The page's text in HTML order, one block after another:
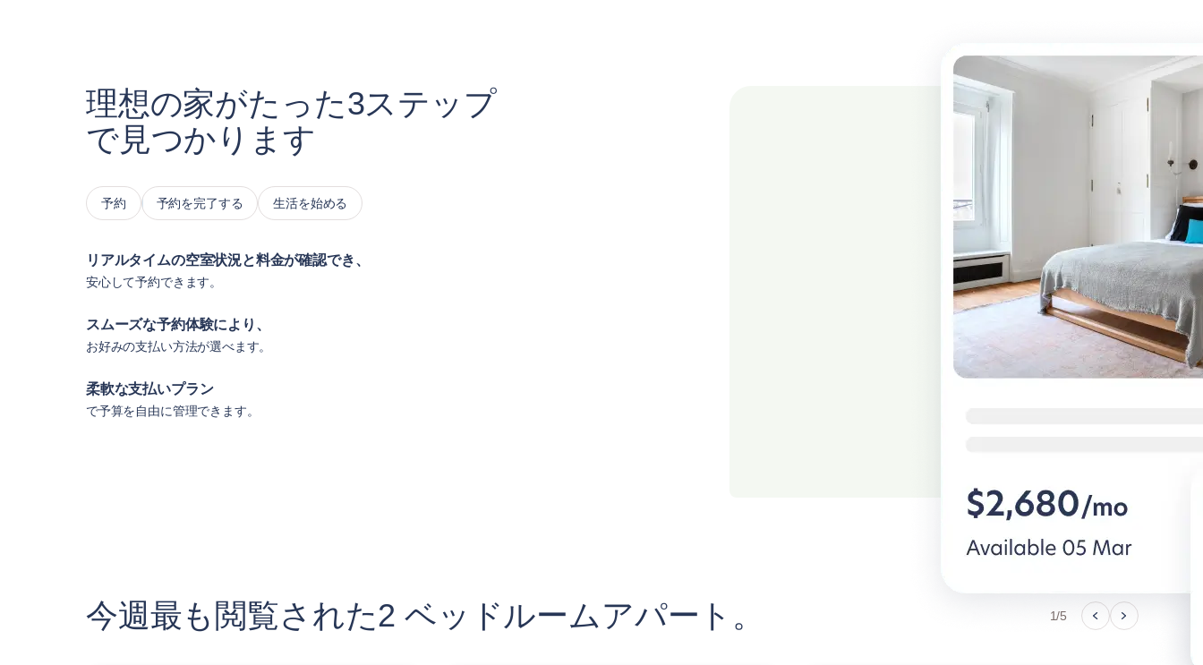
理想の家がたった3ステップ
で見つかります
予約 予約を完了する 生活を始める
リアルタイムの空室状況と料金が確認でき、
安心して予約できます。
スムーズな予約体験により、
お好みの支払い方法が選べます。
柔軟な支払いプラン
で予算を自由に管理できます。
今週最も閲覧された2 ベッドルームアパート。 1/5